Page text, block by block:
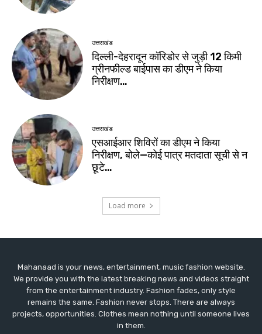
Mahanaad is your news, entertainment, music fashion website.
We provide you with the latest breaking news and videos straight
from the entertainment industry. Fashion fades, only style
remains the same. Fashion never stops. There are always
projects, opportunities. Clothes mean nothing until someone lives
in them.